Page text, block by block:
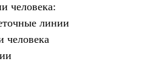
человека:
линии
человека